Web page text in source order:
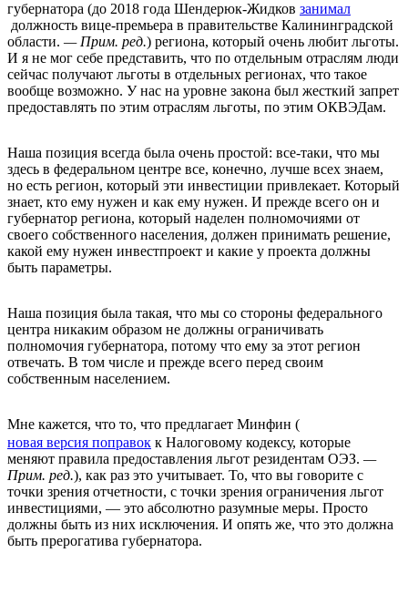
губернатора (до 2018 года Шендерюк-Жидков занимал
должность вице-премьера в правительстве Калининградской
области. — Прим. ред.) региона, который очень любит льготы.
И я не мог себе представить, что по отдельным отраслям люди
сейчас получают льготы в отдельных регионах, что такое
вообще возможно. У нас на уровне закона был жесткий запрет
предоставлять по этим отраслям льготы, по этим ОКВЭДам.
Наша позиция всегда была очень простой: все-таки, что мы
здесь в федеральном центре все, конечно, лучше всех знаем,
но есть регион, который эти инвестиции привлекает. Который
знает, кто ему нужен и как ему нужен. И прежде всего он и
губернатор региона, который наделен полномочиями от
своего собственного населения, должен принимать решение,
какой ему нужен инвестпроект и какие у проекта должны
быть параметры.
Наша позиция была такая, что мы со стороны федерального
центра никаким образом не должны ограничивать
полномочия губернатора, потому что ему за этот регион
отвечать. В том числе и прежде всего перед своим
собственным населением.
Мне кажется, что то, что предлагает Минфин (
новая версия поправок к Налоговому кодексу, которые
меняют правила предоставления льгот резидентам ОЭЗ. —
Прим. ред.), как раз это учитывает. То, что вы говорите с
точки зрения отчетности, с точки зрения ограничения льгот
инвестициями, — это абсолютно разумные меры. Просто
должны быть из них исключения. И опять же, что это должна
быть прерогатива губернатора.